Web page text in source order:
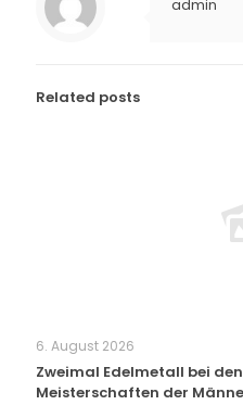
admin
Related posts
6. August 2026
Zweimal Edelmetall bei
Meisterschaften der